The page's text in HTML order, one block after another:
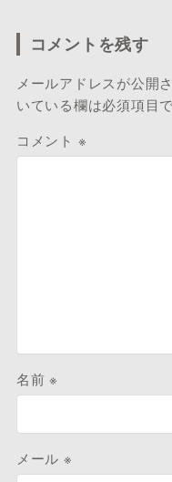
コメントを残す
メールアドレスが公開
いている欄は必須項目
コメント ※
名前※
メール ※